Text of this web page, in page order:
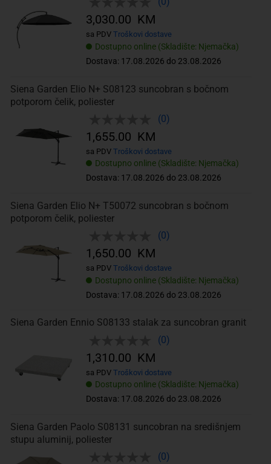
Dostupno online (Skladište: Njemačka)
Dostava: 17.08.2026 do 23.08.2026
3,030.00 KM
sa PDV Troškovi dostave
Siena Garden Elio N+ S08123 suncobran s bočnom
potporom čelik, poliester
(0)
Dostupno online (Skladište: Njemačka)
Dostava: 17.08.2026 do 23.08.2026
1,655.00 KM
sa PDV Troškovi dostave
Siena Garden Elio N+ T50072 suncobran s bočnom
potporom čelik, poliester
(0)
Dostupno online (Skladište: Njemačka)
Dostava: 17.08.2026 do 23.08.2026
1,650.00 KM
sa PDV Troškovi dostave
Siena Garden Ennio S08133 stalak za suncobran granit
(0)
Dostupno online (Skladište: Njemačka)
Dostava: 17.08.2026 do 23.08.2026
1,310.00 KM
sa PDV Troškovi dostave
Siena Garden Paolo S08131 suncobran na središnjem
stupu aluminij, poliester
(0)